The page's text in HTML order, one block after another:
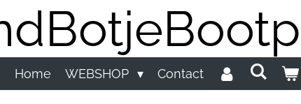
Home WEBSHOP Contact